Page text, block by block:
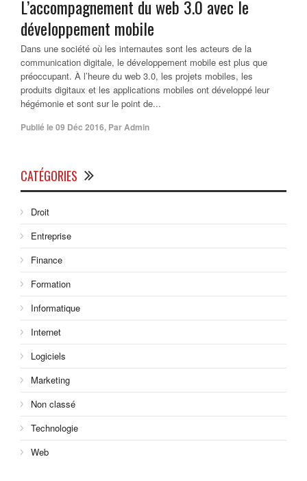
L’accompagnement du web 3.0 avec le
développement mobile
Dans une société où les internautes sont les acteurs de la
communication digitale, le développement mobile est plus que
préoccupant. À l’heure du web 3.0, les projets mobiles, les
produits digitaux et les applications mobiles ont développé leur
hégémonie et sont sur le point de...
Publié le09 Déc 2016, ParAdmin
CATÉGORIES
Droit
Entreprise
Finance
Formation
Informatique
Internet
Logiciels
Marketing
Non classé
Technologie
Web